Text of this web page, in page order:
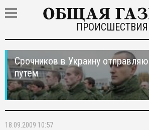
ПРОИСШЕСТВИЯ
Срочников в Украину
путем
18.09.2009 10:57